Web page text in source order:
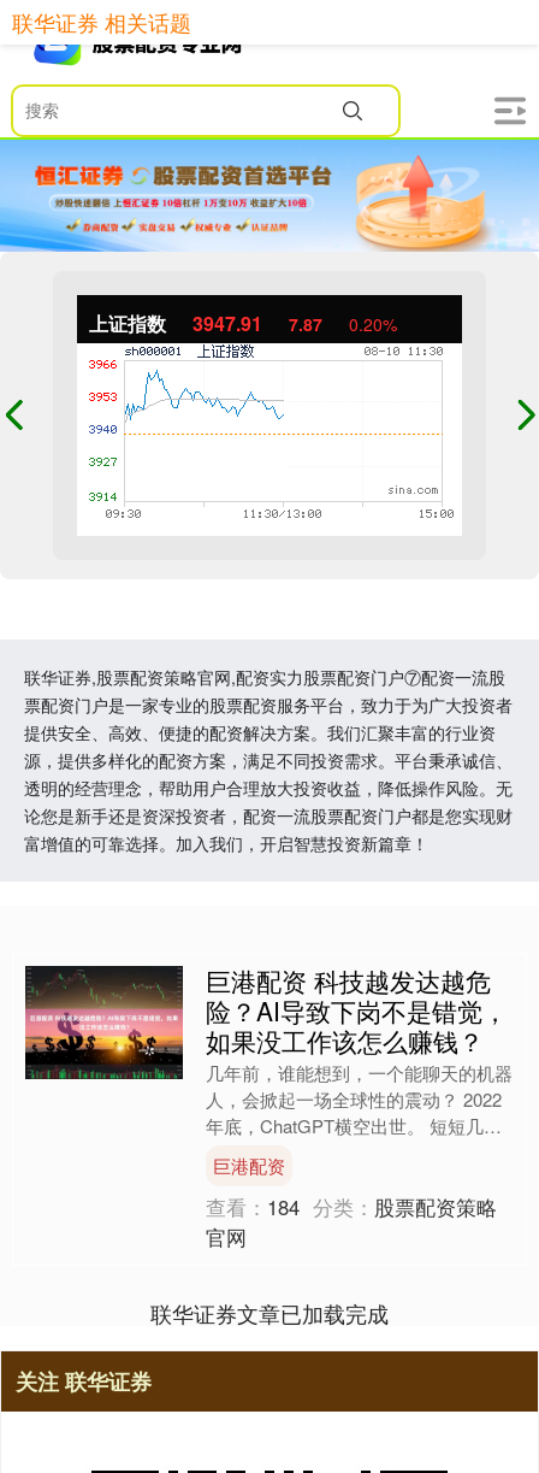
上证指数 3947.91 7.87 0.20%
联华证券,股票配资策略官网,配资实力股票配资门户⑦配资一流股
票配资门户是一家专业的股票配资服务平台，致力于为广大投资者
提供安全、高效、便捷的配资解决方案。我们汇聚丰富的行业资
源，提供多样化的配资方案，满足不同投资需求。平台秉承诚信、
透明的经营理念，帮助用户合理放大投资收益，降低操作风险。无
论您是新手还是资深投资者，配资一流股票配资门户都是您实现财
富增值的可靠选择。加入我们，开启智慧投资新篇章！
联华证券 相关话题
巨港配资 科技越发达越危
险？AI导致下岗不是错觉，
如果没工作该怎么赚钱？
几年前，谁能想到，一个能聊天的机器
人，会掀起一场全球性的震动？ 2022
年底，ChatGPT横空出世。 短短几个
月，它不仅能写文章、编代码、做策
划，还能回答复杂....
巨港配资
查看： 184 分类： 股票配资策略
官网
联华证券文章已加载完成
关注 联华证券